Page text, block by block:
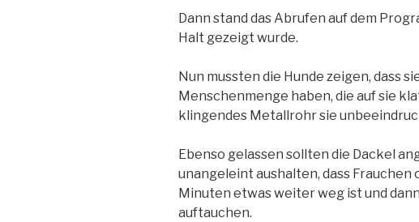
Dann stand das Abrufen auf dem
Halt gezeigt wurde.
Nun mussten die Hunde zeigen, dass
Menschenmenge haben, die auf sie
klingendes Metallrohr sie
Ebenso gelassen sollten die Dackel
unangeleint aushalten, dass Frauchen
Minuten etwas weiter weg ist und
auftauchen.